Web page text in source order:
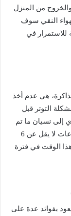
من المنزل
النقي سوف
للاستمرار في
هي عدم أخذ
التوتر قبل
إلى نسيان ما تم
حفظه من قبل. لهذا يجب الاهتمام بنوم عدد ساعات لا يقل عن 6
الوقت في فترة
بفوائد عدة على